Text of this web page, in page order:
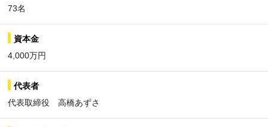
73名
資本金
4,000万円
代表者
代表取締役 高橋あずさ